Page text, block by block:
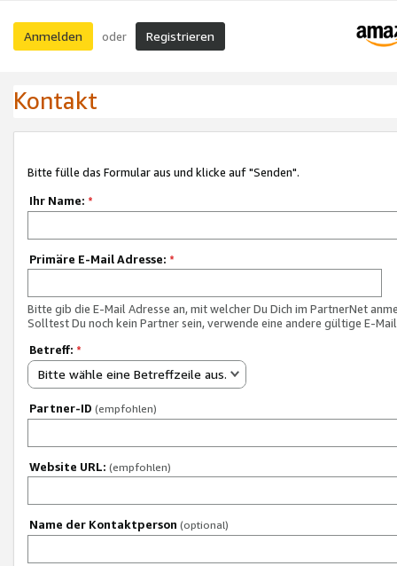
Anmelden oder Registrieren
Kontakt
Bitte fülle das Formular aus und klicke auf "Senden".
Ihr Name: *
Primäre E-Mail Adresse: *
Bitte gib die E-Mail Adresse an, mit welcher Du Dich im PartnerNet
Solltest Du noch kein Partner sein, verwende eine andere gültige E-
Betreff: *
Bitte wähle eine Betreffzeile aus.
Partner-ID (empfohlen)
Website URL: (empfohlen)
Name der Kontaktperson (optional)